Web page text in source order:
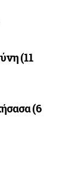
(11
(6